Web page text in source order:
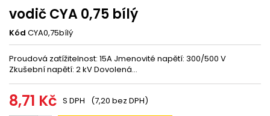
vodič CYA 0,75 bílý
Kód CYA0,75bílý
Proudová zatížitelnost: 15A Jmenovité napětí: 300/500 V
Zkušební napětí: 2 kV Dovolená...
8,71 Kč S DPH (7,20 bez DPH)